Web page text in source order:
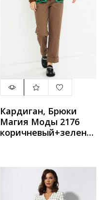
Кардиган, Брюки
Магия Моды 2176
коричневый+зелены